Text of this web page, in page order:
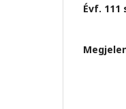
Évf. 111